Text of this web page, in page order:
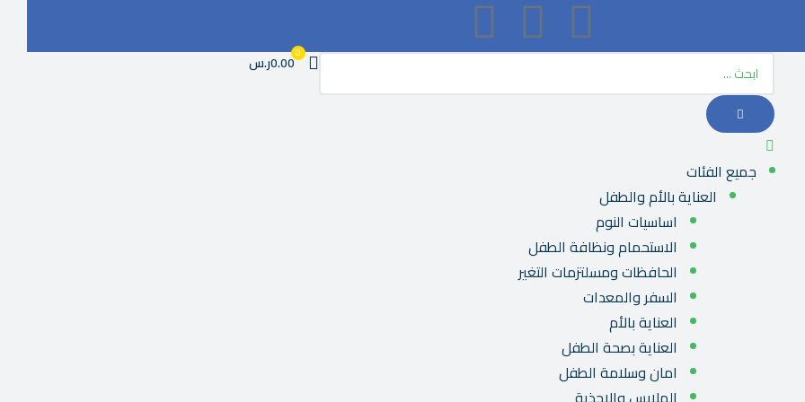
00.00ر.س
جميع الفئات
العناية بالأم والطفل
اساسيات النوم
الاستحمام ونظافة الطفل
الحافظات ومسلتزمات التغير
السفر والمعدات
العناية بالأم
العناية بصحة الطفل
امان وسلامة الطفل